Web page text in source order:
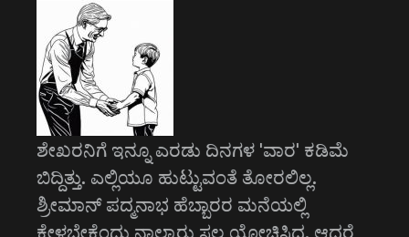
ಶೇಖರನಿಗೆ ಇನ್ನೂ ಎರಡು ದಿನಗಳ 'ವಾರ' ಕಡಿಮೆ
ಬಿದ್ದಿತ್ತು. ಎಲ್ಲಿಯೂ ಹುಟ್ಟುವಂತೆ ತೋರಲಿಲ್ಲ.
ಶ್ರೀಮಾನ್ ಪದ್ಮನಾಭ ಹೆಬ್ಬಾರರ ಮನೆಯಲ್ಲಿ
ಕೇಳಬೇಕೆಂದು ನಾಲ್ಕಾರು ಸಲ ಯೋಚಿಸಿದ. ಆದರೆ